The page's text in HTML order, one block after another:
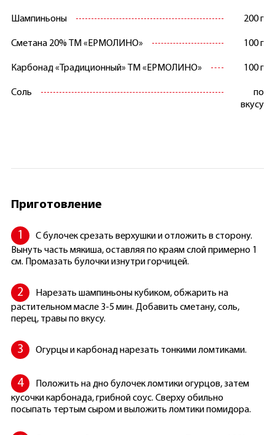
Шампиньоны 200 г
Сметана 20% ТМ «ЕРМОЛИНО» 100 г
Карбонад «Традиционный» ТМ «ЕРМОЛИНО» 100 г
Соль
по
вкусу
Приготовление
С булочек срезать верхушки и отложить в сторону.
Вынуть часть мякиша, оставляя по краям слой примерно 1
см. Промазать булочки изнутри горчицей.
Нарезать шампиньоны кубиком, обжарить на
растительном масле 3-5 мин. Добавить сметану, соль,
перец, травы по вкусу.
Огурцы и карбонад нарезать тонкими ломтиками.
Положить на дно булочек ломтики огурцов, затем
кусочки карбонада, грибной соус. Сверху обильно
посыпать тертым сыром и выложить ломтики помидора.